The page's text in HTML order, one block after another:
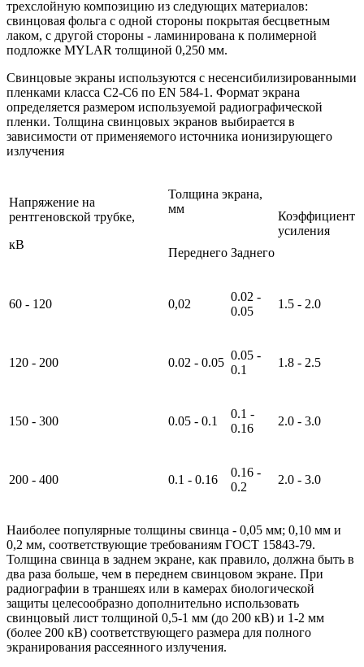
трехслойную композицию из следующих материалов:
свинцовая фольга с одной стороны покрытая бесцветным
лаком, с другой стороны - ламинирована к полимерной
подложке MYLAR толщиной 0,250 мм.
Свинцовые экраны используются с несенсибилизированными
пленками класса С2-С6 по EN 584-1. Формат экрана
определяется размером используемой радиографической
пленки. Толщина свинцовых экранов выбирается в
зависимости от применяемого источника ионизирующего
излучения
Напряжение на
рентгеновской трубке,
кВ
Толщина экрана,
мм
Коэффициент
усиления
Переднего Заднего
60 - 120 0,02
0.02 -
0.05
1.5 - 2.0
120 - 200 0.02 - 0.05
0.05 -
0.1
1.8 - 2.5
150 - 300 0.05 - 0.1
0.1 -
0.16
2.0 - 3.0
200 - 400 0.1 - 0.16
0.16 -
0.2
2.0 - 3.0
Наиболее популярные толщины свинца - 0,05 мм; 0,10 мм и
0,2 мм, соответствующие требованиям ГОСТ 15843-79.
Толщина свинца в заднем экране, как правило, должна быть в
два раза больше, чем в переднем свинцовом экране. При
радиографии в траншеях или в камерах биологической
защиты целесообразно дополнительно использовать
свинцовый лист толщиной 0,5-1 мм (до 200 кВ) и 1-2 мм
(более 200 кВ) соответствующего размера для полного
экранирования рассеянного излучения.